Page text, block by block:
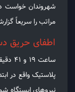
شهروندان خواست
مراتب را سریعاً
اطفای حریق
پلاستیک واقع در